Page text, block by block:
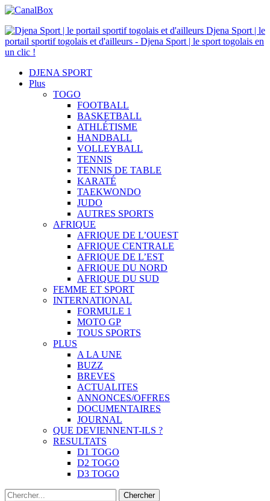
Djena Sport | le
portail sportif togolais et d'ailleurs - Djena Sport | le sport togolais en
un clic !
DJENA SPORT
Plus
TOGO
FOOTBALL
BASKETBALL
ATHLÉTISME
HANDBALL
VOLLEYBALL
TENNIS
TENNIS DE TABLE
KARATÉ
TAEKWONDO
JUDO
AUTRES SPORTS
AFRIQUE
AFRIQUE DE L’OUEST
AFRIQUE CENTRALE
AFRIQUE DE L’EST
AFRIQUE DU NORD
AFRIQUE DU SUD
FEMME ET SPORT
INTERNATIONAL
FORMULE 1
MOTO GP
TOUS SPORTS
PLUS
A LA UNE
BUZZ
BREVES
ACTUALITES
ANNONCES/OFFRES
DOCUMENTAIRES
JOURNAL
QUE DEVIENNENT-ILS ?
RESULTATS
D1 TOGO
D2 TOGO
D3 TOGO